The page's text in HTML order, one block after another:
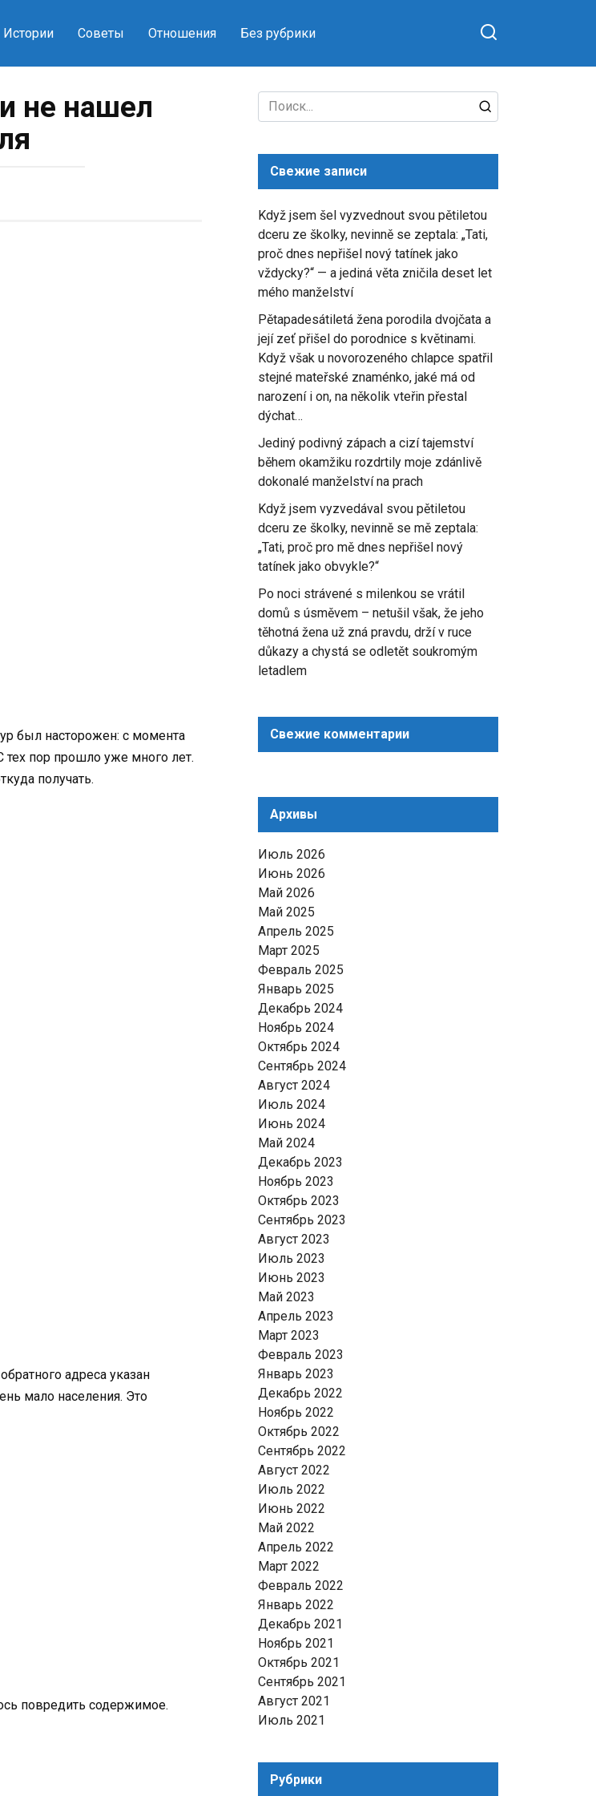
Истории Советы Отношения Без рубрики
не нашел
был насторожен: с момента
тех пор прошло уже много лет.
получать.
адреса указан
мало населения. Это
повредить содержимое.
Search
for:
Свежие записи
Když jsem šel vyzvednout svou pětiletou
dceru ze školky, nevinně se zeptala: „Tati,
proč dnes nepřišel nový tatínek jako
vždycky?“ — a jediná věta zničila deset let
mého manželství
Pětapadesátiletá žena porodila dvojčata a
její zeť přišel do porodnice s květinami.
Když však u novorozeného chlapce spatřil
stejné mateřské znaménko, jaké má od
narození i on, na několik vteřin přestal
dýchat…
Jediný podivný zápach a cizí tajemství
během okamžiku rozdrtily moje zdánlivě
dokonalé manželství na prach
Když jsem vyzvedával svou pětiletou
dceru ze školky, nevinně se mě zeptala:
„Tati, proč pro mě dnes nepřišel nový
tatínek jako obvykle?“
Po noci strávené s milenkou se vrátil
domů s úsměvem – netušil však, že jeho
těhotná žena už zná pravdu, drží v ruce
důkazy a chystá se odletět soukromým
letadlem
Свежие комментарии
Архивы
Июль 2026
Июнь 2026
Май 2026
Май 2025
Апрель 2025
Март 2025
Февраль 2025
Январь 2025
Декабрь 2024
Ноябрь 2024
Октябрь 2024
Сентябрь 2024
Август 2024
Июль 2024
Июнь 2024
Май 2024
Декабрь 2023
Ноябрь 2023
Октябрь 2023
Сентябрь 2023
Август 2023
Июль 2023
Июнь 2023
Май 2023
Апрель 2023
Март 2023
Февраль 2023
Январь 2023
Декабрь 2022
Ноябрь 2022
Октябрь 2022
Сентябрь 2022
Август 2022
Июль 2022
Июнь 2022
Май 2022
Апрель 2022
Март 2022
Февраль 2022
Январь 2022
Декабрь 2021
Ноябрь 2021
Октябрь 2021
Сентябрь 2021
Август 2021
Июль 2021
Рубрики